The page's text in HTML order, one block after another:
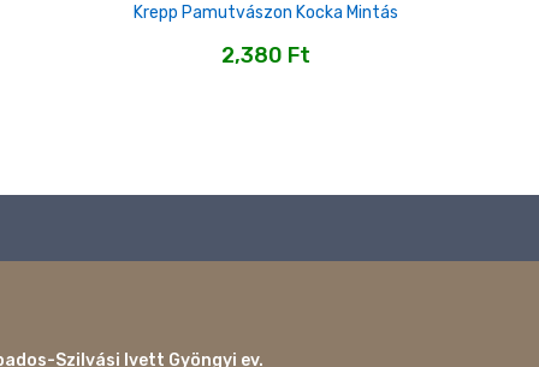
Krepp Pamutvászon Kocka Mintás
2,380 Ft
Szilvási Ivett Gyöngyi ev.